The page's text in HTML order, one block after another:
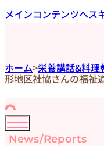
メインコンテンツへス
ホーム>栄養講話&料理
形地区社協さんの福祉
News/Reports